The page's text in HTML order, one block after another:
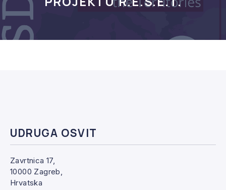
UDRUGA OSVIT
Zavrtnica 17,
10000 Zagreb,
Hrvatska